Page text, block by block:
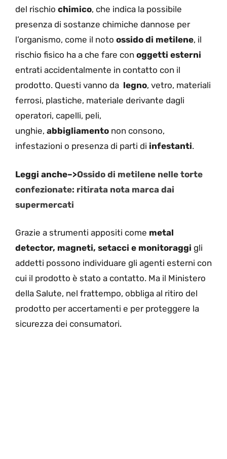
del rischio chimico, che indica la possibile
presenza di sostanze chimiche dannose per
l’organismo, come il noto ossido di metilene, il
rischio fisico ha a che fare con oggetti esterni
entrati accidentalmente in contatto con il
prodotto. Questi vanno da legno, vetro, materiali
ferrosi, plastiche, materiale derivante dagli
operatori, capelli, peli,
unghie, abbigliamento non consono,
infestazioni o presenza di parti di infestanti.
Leggi anche–>Ossido di metilene nelle torte
confezionate: ritirata nota marca dai
supermercati
Grazie a strumenti appositi come metal
detector, magneti, setacci e monitoraggi gli
addetti possono individuare gli agenti esterni con
cui il prodotto è stato a contatto. Ma il Ministero
della Salute, nel frattempo, obbliga al ritiro del
prodotto per accertamenti e per proteggere la
sicurezza dei consumatori.